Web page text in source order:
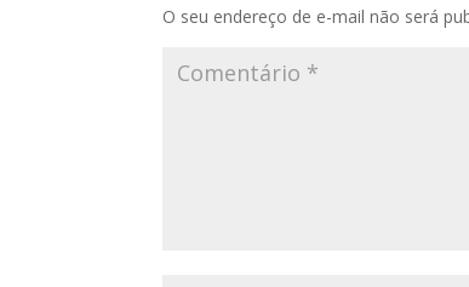
O seu endereço de e-mail não será